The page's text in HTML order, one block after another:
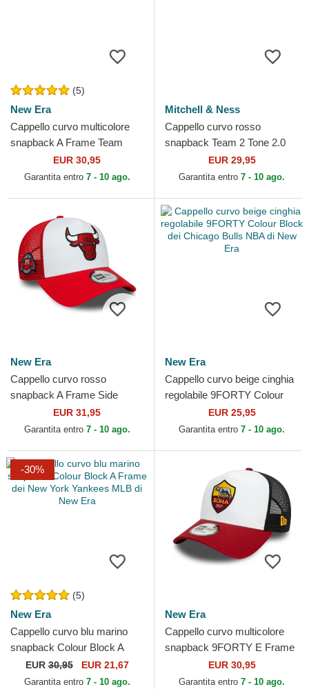
(5)
New Era
Cappello curvo multicolore
snapback A Frame Team
Colour dei Chicago Bulls
NBA di New Era
EUR 30,95
Garantita entro 7 - 10 ago.
Mitchell & Ness
Cappello curvo rosso
snapback Team 2 Tone 2.0
Pro dei Chicago Bulls NBA di
Mitchell & Ness
EUR 29,95
Garantita entro 7 - 10 ago.
New Era
Cappello curvo rosso
snapback A Frame Side
Patch dei Chicago Bulls NBA
di New Era
EUR 31,95
Garantita entro 7 - 10 ago.
New Era
Cappello curvo beige cinghia
regolabile 9FORTY Colour
Block dei Chicago Bulls NBA
di New Era
EUR 25,95
Garantita entro 7 - 10 ago.
-30%
(5)
New Era
Cappello curvo blu marino
snapback Colour Block A
Frame dei New York
Yankees MLB di New Era
EUR30,95 EUR 21,67
Garantita entro 7 - 10 ago.
New Era
Cappello curvo multicolore
snapback 9FORTY E Frame
Core dei Associazione
Sportiva Roma Serie A di...
EUR 30,95
Garantita entro 7 - 10 ago.